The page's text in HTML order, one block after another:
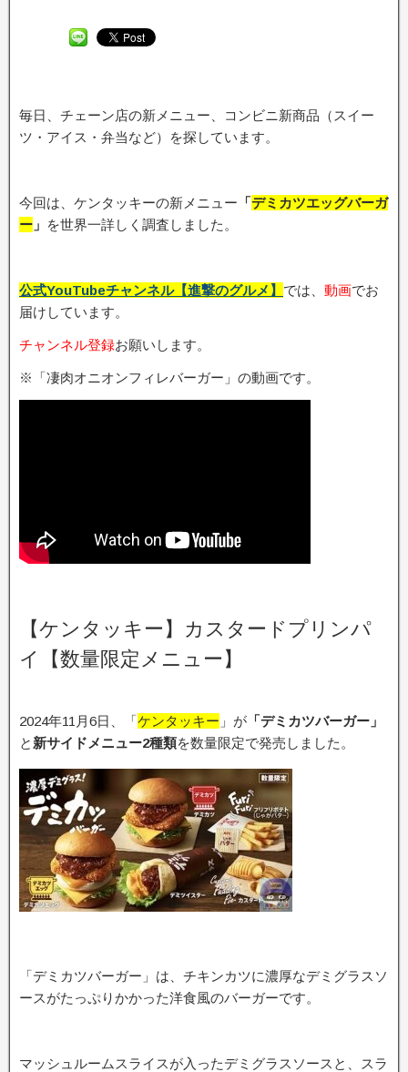
毎日、チェーン店の新メニュー、コンビニ新商品（スイー
ツ・アイス・弁当など）を探しています。
今回は、ケンタッキーの新メニュー 「デミカツエッグバーガ
ー 」 を世界一詳しく調査しました。
公式YouTubeチャンネル【進撃のグルメ】 では、 動画でお
届けしています。
チャンネル登録お願いします。
※「凄肉オニオンフィレバーガー」の動画です。
【ケンタッキー】カスタードプリンパ
イ【数量限定メニュー】
2024年11月6日、「ケンタッキー 」が 「デミカツバーガー」
と 新サイドメニュー2種類を数量限定で発売しました。
「デミカツバーガー」は、チキンカツに濃厚なデミグラスソ
ースがたっぷりかかった洋食風のバーガーです。
マッシュルームスライスが入ったデミグラスソースと、スラ